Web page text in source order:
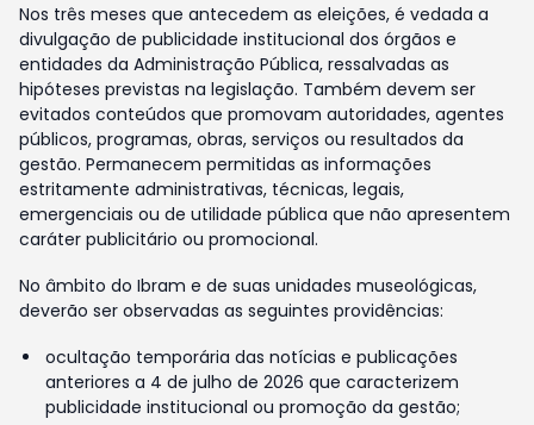
Nos três meses que antecedem as eleições, é vedada a
divulgação de publicidade institucional dos órgãos e
entidades da Administração Pública, ressalvadas as
hipóteses previstas na legislação. Também devem ser
evitados conteúdos que promovam autoridades, agentes
públicos, programas, obras, serviços ou resultados da
gestão. Permanecem permitidas as informações
estritamente administrativas, técnicas, legais,
emergenciais ou de utilidade pública que não apresentem
caráter publicitário ou promocional.
No âmbito do Ibram e de suas unidades museológicas,
deverão ser observadas as seguintes providências:
ocultação temporária das notícias e publicações
anteriores a 4 de julho de 2026 que caracterizem
publicidade institucional ou promoção da gestão;